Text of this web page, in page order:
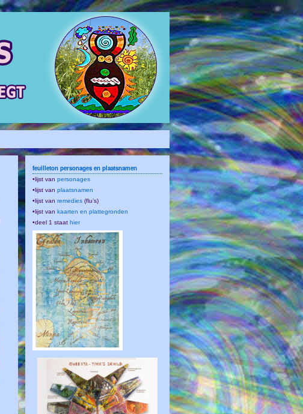
feuilleton personages en plaatsnamen
•lijst van personages
•lijst van plaatsnamen
•lijst van remedies (flu’s)
•lijst van kaarten en plattegronden
•deel 1 staat hier